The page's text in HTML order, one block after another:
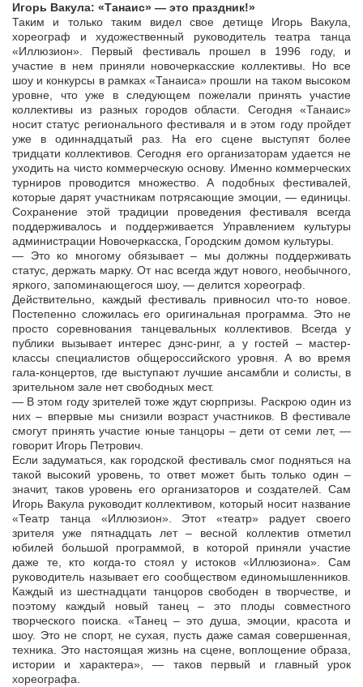
Игорь Вакула: «Танаис» — это праздник!»
Таким и только таким видел свое детище Игорь Вакула,
хореограф и художественный руководитель театра танца
«Иллюзион». Первый фестиваль прошел в 1996 году, и
участие в нем приняли новочеркасские коллективы. Но все
шоу и конкурсы в рамках «Танаиса» прошли на таком высоком
уровне, что уже в следующем пожелали принять участие
коллективы из разных городов области. Сегодня «Танаис»
носит статус регионального фестиваля и в этом году пройдет
уже в одиннадцатый раз. На его сцене выступят более
тридцати коллективов. Сегодня его организаторам удается не
уходить на чисто коммерческую основу. Именно коммерческих
турниров проводится множество. А подобных фестивалей,
которые дарят участникам потрясающие эмоции, — единицы.
Сохранение этой традиции проведения фестиваля всегда
поддерживалось и поддерживается Управлением культуры
администрации Новочеркасска, Городским домом культуры.
— Это ко многому обязывает – мы должны поддерживать
статус, держать марку. От нас всегда ждут нового, необычного,
яркого, запоминающегося шоу, — делится хореограф.
Действительно, каждый фестиваль привносил что-то новое.
Постепенно сложилась его оригинальная программа. Это не
просто соревнования танцевальных коллективов. Всегда у
публики вызывает интерес дэнс-ринг, а у гостей – мастер-
классы специалистов общероссийского уровня. А во время
гала-концертов, где выступают лучшие ансамбли и солисты, в
зрительном зале нет свободных мест.
— В этом году зрителей тоже ждут сюрпризы. Раскрою один из
них – впервые мы снизили возраст участников. В фестивале
смогут принять участие юные танцоры – дети от семи лет, —
говорит Игорь Петрович.
Если задуматься, как городской фестиваль смог подняться на
такой высокий уровень, то ответ может быть только один –
значит, таков уровень его организаторов и создателей. Сам
Игорь Вакула руководит коллективом, который носит название
«Театр танца «Иллюзион». Этот «театр» радует своего
зрителя уже пятнадцать лет – весной коллектив отметил
юбилей большой программой, в которой приняли участие
даже те, кто когда-то стоял у истоков «Иллюзиона». Сам
руководитель называет его сообществом единомышленников.
Каждый из шестнадцати танцоров свободен в творчестве, и
поэтому каждый новый танец – это плоды совместного
творческого поиска. «Танец – это душа, эмоции, красота и
шоу. Это не спорт, не сухая, пусть даже самая совершенная,
техника. Это настоящая жизнь на сцене, воплощение образа,
истории и характера», — таков первый и главный урок
хореографа.